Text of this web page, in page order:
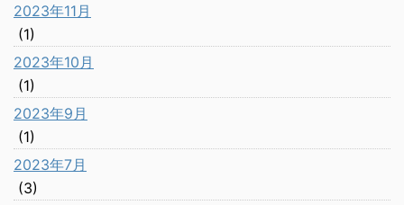
2023年11月
(1)
2023年10月
(1)
2023年9月
(1)
2023年7月
(3)